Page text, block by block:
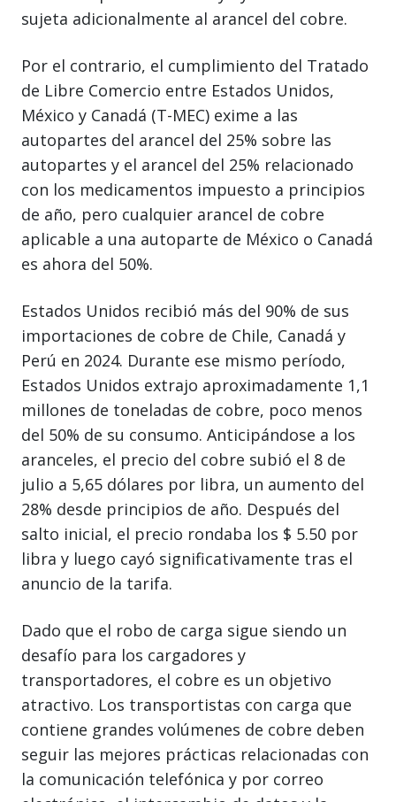
sujeta adicionalmente al arancel del cobre.
Por el contrario, el cumplimiento del Tratado
de Libre Comercio entre Estados Unidos,
México y Canadá (T-MEC) exime a las
autopartes del arancel del 25% sobre las
autopartes y el arancel del 25% relacionado
con los medicamentos impuesto a principios
de año, pero cualquier arancel de cobre
aplicable a una autoparte de México o Canadá
es ahora del 50%.
Estados Unidos recibió más del 90% de sus
importaciones de cobre de Chile, Canadá y
Perú en 2024. Durante ese mismo período,
Estados Unidos extrajo aproximadamente 1,1
millones de toneladas de cobre, poco menos
del 50% de su consumo. Anticipándose a los
aranceles, el precio del cobre subió el 8 de
julio a 5,65 dólares por libra, un aumento del
28% desde principios de año. Después del
salto inicial, el precio rondaba los $ 5.50 por
libra y luego cayó significativamente tras el
anuncio de la tarifa.
Dado que el robo de carga sigue siendo un
desafío para los cargadores y
transportadores, el cobre es un objetivo
atractivo. Los transportistas con carga que
contiene grandes volúmenes de cobre deben
seguir las mejores prácticas relacionadas con
la comunicación telefónica y por correo